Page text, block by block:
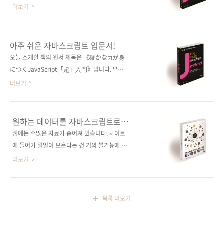
보이는데, 서평을 읽어보니 자바스크립트를 처
음 배우는 분들이 올린 듯합니다. 그도 그럴 것이
용 눈높이에만 머문 게 아니라 자바스크립트 전
반을 중급자 수준까지 설명한 데서 오는 어려움
의 표현인 것 같습니다. 1판을 번역하신 정인식
역자님은 기술..
명! 자바스크립트의 왕도를 안내하는 최고의 교
JavaScript「超」入門(ISBN:
9784797383584) 지은이 가노 스케하루 옮긴
이 김완섭 출판일 2017년 2월 24일 페이지 352
변형(170*225*16) 제 본 무선(soft cover) 정
가 24,000원 ISBN 979-11-85890-77-7
CSS / HTML / 웹 프로그래밍 분 야 프로그래밍
> 자바스크립트 관련 사이트 ■ 아마존재팬 도
서 소개 페이..
더보기
아주 쉬운 자바스크립트 입문서!
오늘 소개할 책의 원서 제목은 《確かな力が身
につくJavaScript「超」入門》입니다. 우리
말로 바꾸면 "(몸에) 확실히 익히는 자바스크립
있는 책입니다. 이 책의 자매서로는 《確かな力
が身につくPython「超」入門》이 있는데,
이 책도 파이썬 입문자들로부터 호평을 받으며
월 중순 이후 여러분들에게 선보일 수 있을 것 같
습니다. 두 책 모두 국내에서는 제목을 조금 변경
하여 각각 《처음 만나는 자바스크립트》, 《처
음 만나는 파이썬》으로 나올 예정인데요. 제목
더보기
원하는 데이터를 자바스크립트로
수집하고 분석하는 기막힌 방법!
웹에는 수많은 자료가 흩어져 있습니다. 사이트
에 들어가 일일이 모은다는 건 거의 불가능에 가
깝기도 하고, 정확하지도 않겠죠. 우리가 원하는
다면 정말 편하지 않을까요? 오늘 소개해드릴 책
이 바로 그런 책입니다. 자바스크립트와
더보기
목록 더보기